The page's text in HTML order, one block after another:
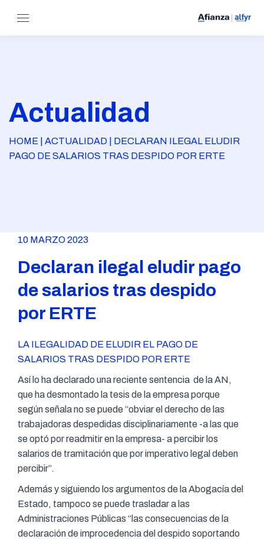
Actualidad
HOME | ACTUALIDAD | DECLARAN ILEGAL ELUDIR
PAGO DE SALARIOS TRAS DESPIDO POR ERTE
10 MARZO 2023
Declaran ilegal eludir pago
de salarios tras despido
por ERTE
LA ILEGALIDAD DE ELUDIR EL PAGO DE
SALARIOS TRAS DESPIDO POR ERTE
Así lo ha declarado una reciente sentencia de la AN,
que ha desmontado la tesis de la empresa porque
según señala no se puede “obviar el derecho de las
trabajadoras despedidas disciplinariamente -a las que
se optó por readmitir en la empresa- a percibir los
salarios de tramitación que por imperativo legal deben
percibir”.
Además y siguiendo los argumentos de la Abogacía del
Estado, tampoco se puede trasladar a las
Administraciones Públicas “las consecuencias de la
declaración de improcedencia del despido soportando